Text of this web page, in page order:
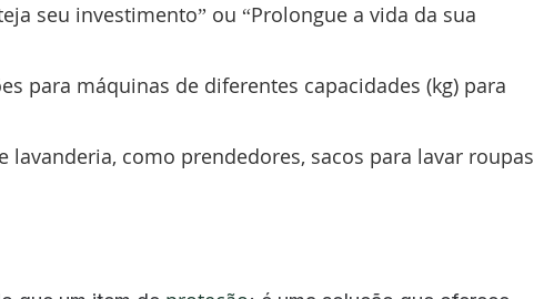
seu investimento” ou “Prolongue a vida da sua
para máquinas de diferentes capacidades (kg) para
lavanderia, como prendedores, sacos para lavar roupas